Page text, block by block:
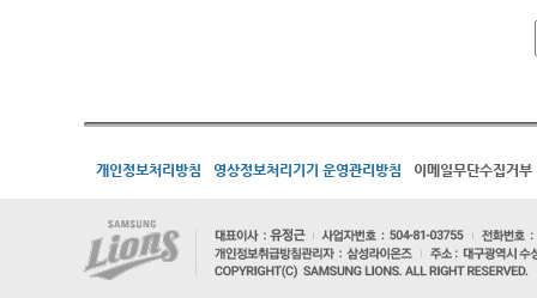
개인정보처리방침 영상정보처리기기 운영관리방침 이메일무단수집거부